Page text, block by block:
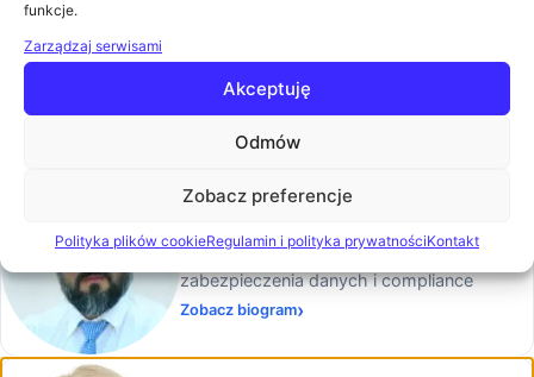
funkcje.
Zarządzaj serwisami
Akceptuję
Odmów
Zobacz preferencje
Polityka plików cookieRegulamin i polityka prywatnościKontakt
System Engineer w Net Complex
Zobacz biogram
Ekspert ds. bezpieczeństwa organizacji,
zabezpieczenia danych i compliance
Zobacz biogram